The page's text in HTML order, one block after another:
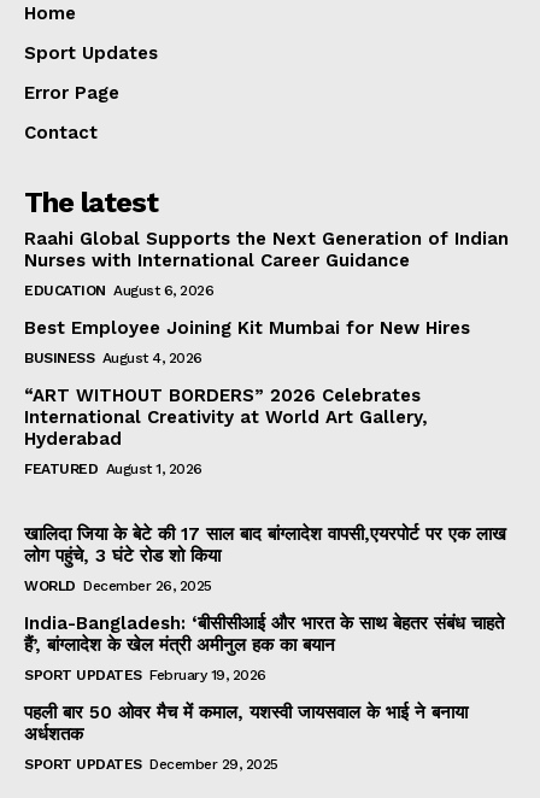
Home
Sport Updates
Error Page
Contact
The latest
Raahi Global Supports the Next Generation of Indian
Nurses with International Career Guidance
EDUCATION August 6, 2026
Best Employee Joining Kit Mumbai for New Hires
BUSINESS August 4, 2026
“ART WITHOUT BORDERS” 2026 Celebrates
International Creativity at World Art Gallery,
Hyderabad
FEATURED August 1, 2026
खालिदा जिया के बेटे की 17 साल बाद बांग्लादेश वापसी,एयरपोर्ट पर एक लाख
लोग पहुंचे, 3 घंटे रोड शो किया
WORLD December 26, 2025
India-Bangladesh: ‘बीसीसीआई और भारत के साथ बेहतर संबंध चाहते
हैं’, बांग्लादेश के खेल मंत्री अमीनुल हक का बयान
SPORT UPDATES February 19, 2026
पहली बार 50 ओवर मैच में कमाल, यशस्वी जायसवाल के भाई ने बनाया
अर्धशतक
SPORT UPDATES December 29, 2025